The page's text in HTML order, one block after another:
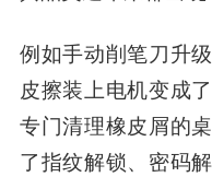
例如手动削笔刀升
皮擦装上电机变成
专门清理橡皮屑的
了指纹解锁、密码